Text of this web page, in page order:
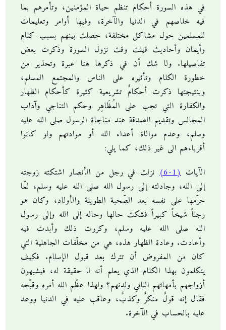
في هذه السورة أحكام تنظم حياة المؤمنين، وتأمرهم بما
فيه خلاصهم في الدنيا والآخرة، وفيها أوامر وتعليمات
للمسلمين حول مشاكل مختلفة، حصلت بينهم بسبب كلام
وأيمان وأحاديث قيلت وقت نزول السورة وذكرت بعض
تفاصيلها. ولا شك أن في ذكرها هنا عبرة وتحذير من
خطورة الكلام وتأثيره على الناس والمجتمع المسلم،
وبنتيجتها ذكرت أحكامٌ تشريعية كثيرة كأحكام الظهار
والكفارة التي تجب على المُظَاهِر وحكم التناجي وآداب
المجالس وتقديم الصدقة عند مناجاة الرسول صلى الله عليه
وسلم، وعدم موالاة أعداء الله أو موادتهم ولو كانوا
أقرباءهم الى غير ذلك، كما يلي:
الآيات(1-6)
نزلت في رجل من الأنصار اشتكته زوجته
إلى الله، وجادلته إلى رسول الله صلى الله عليه وسلم، لمّا
حرّمها على نفسه بعد الصّحبة الطويلة والأولاد، وكان هو
رجلاً شيخاً كبيراً فشكت حالها وحاله إلى الله وإلى رسول
الله صلى الله عليه وسلم، وكررت ذلك وأبدت فيه
وأعادت. وعادة الظهار هذه، هي من مخلّفات الجاهلية التي
كان من المفروض أن تترك بعد قبول الإسلام. فكيف
يتكلمون بهذا الكلام الذي يعلم أنه لا حقيقة له، فيشبهون
أزواجهم بأمهاتهم اللاتي ولدنهم؟ ولهذا عظّم الله أمره وقبّحه
فقال إنه قولٌ منكرٌ وكذبٌ، وعاقب عليه في الدنيا ووعد
عليه بالحساب في الآخرة.